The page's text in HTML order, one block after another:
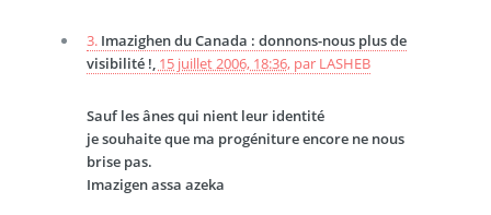
3. Imazighen du Canada : donnons-nous plus de
visibilité !, 15 juillet 2006, 18:36, par LASHEB
Sauf les ânes qui nient leur identité
je souhaite que ma progéniture encore ne nous
brise pas.
Imazigen assa azeka